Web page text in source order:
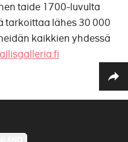
taide 1700-luvulta
tarkoittaa lähes 30 000
kaikkien yhdessä